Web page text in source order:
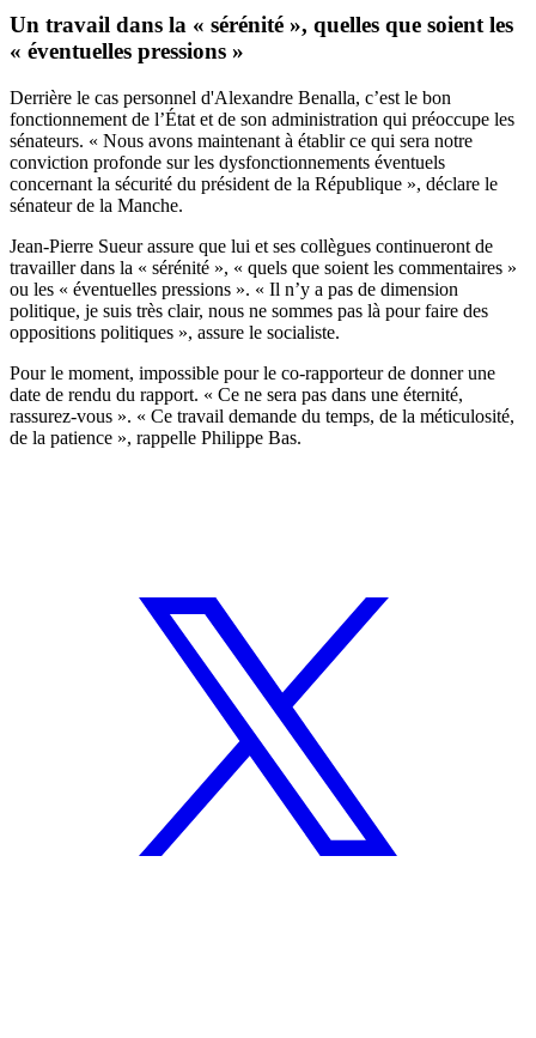
Un travail dans la « sérénité », quelles que soient les
« éventuelles pressions »
Derrière le cas personnel d'Alexandre Benalla, c’est le bon
fonctionnement de l’État et de son administration qui préoccupe les
sénateurs. « Nous avons maintenant à établir ce qui sera notre
conviction profonde sur les dysfonctionnements éventuels
concernant la sécurité du président de la République », déclare le
sénateur de la Manche.
Jean-Pierre Sueur assure que lui et ses collègues continueront de
travailler dans la « sérénité », « quels que soient les commentaires »
ou les « éventuelles pressions ». « Il n’y a pas de dimension
politique, je suis très clair, nous ne sommes pas là pour faire des
oppositions politiques », assure le socialiste.
Pour le moment, impossible pour le co-rapporteur de donner une
date de rendu du rapport. « Ce ne sera pas dans une éternité,
rassurez-vous ». « Ce travail demande du temps, de la méticulosité,
de la patience », rappelle Philippe Bas.